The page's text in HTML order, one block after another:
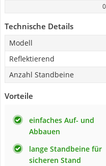
Technische Details
Modell
Reflektierend
Anzahl Standbeine
Vorteile
einfaches Auf- und
Abbauen
lange Standbeine für
sicheren Stand